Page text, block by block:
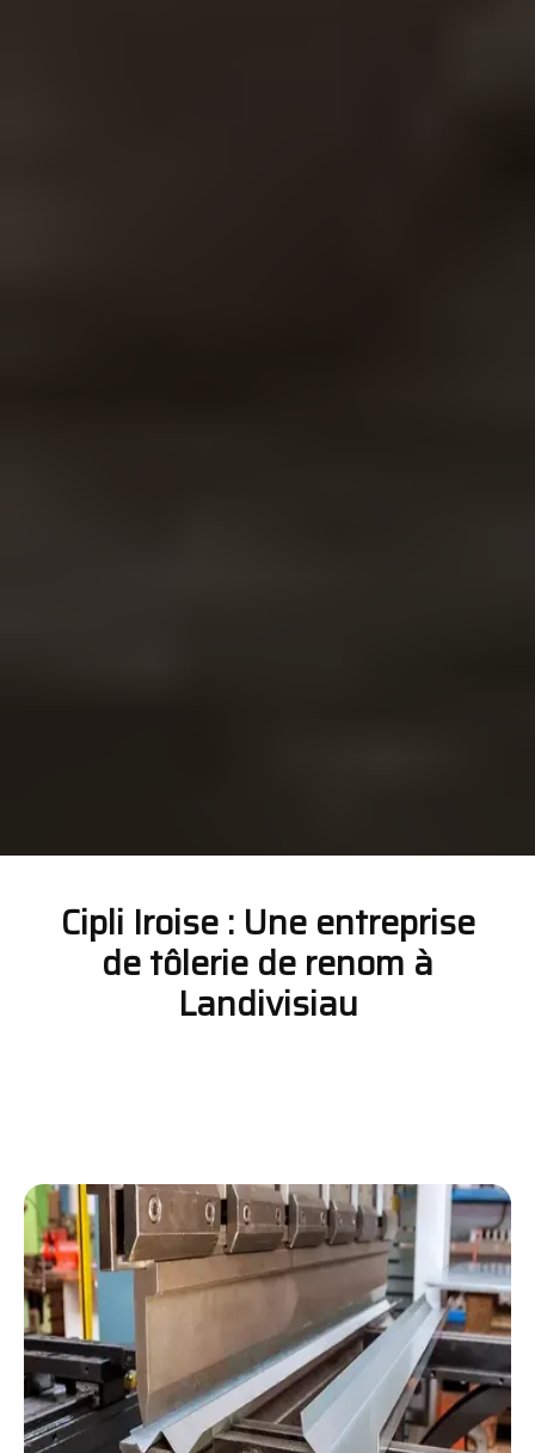
Cipli Iroise : Une entreprise
de tôlerie de renom à
Landivisiau